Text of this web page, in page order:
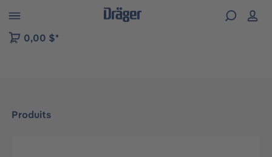
to B2B platform navigation
0,00 $*
Produits